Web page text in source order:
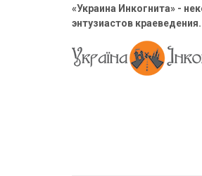
«Украина Инкогнита» -
энтузиастов краеведения.